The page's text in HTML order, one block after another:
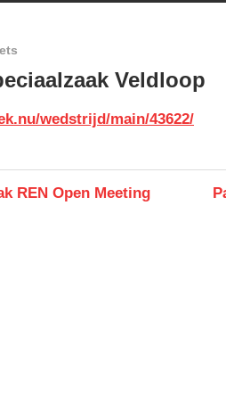
Veldloop
wedstrijd/main/43622/
REN Open Meeting